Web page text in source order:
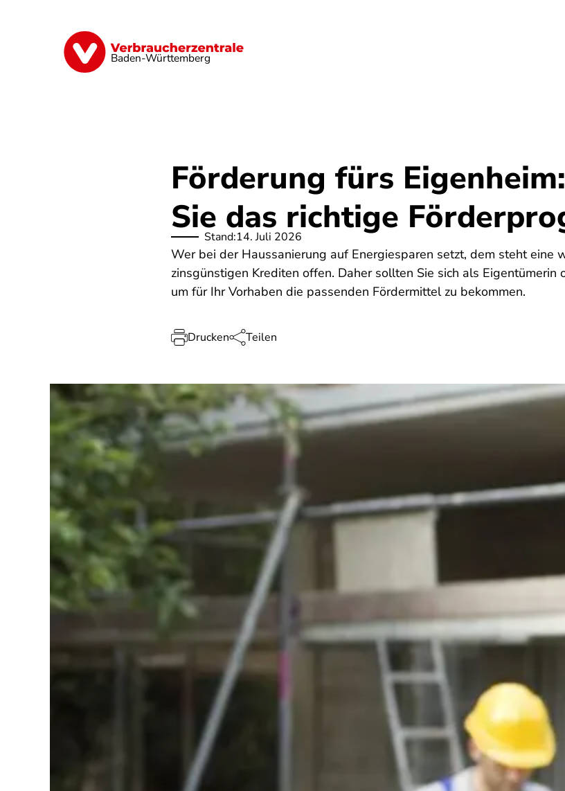
Baden-Württemberg
Geld & Versicherungen Digitales
Förderung fürs
Sie das richtige
Stand:14. Juli 2026
Wer bei der Haussanierung auf Energiesparen setzt, dem steht eine
zinsgünstigen Krediten offen. Daher sollten Sie sich als Eigentümerin
um für Ihr Vorhaben die passenden Fördermittel zu bekommen.
Drucken Teilen